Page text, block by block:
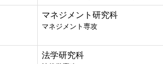
マネジメント研究科
マネジメント専攻
法学研究科